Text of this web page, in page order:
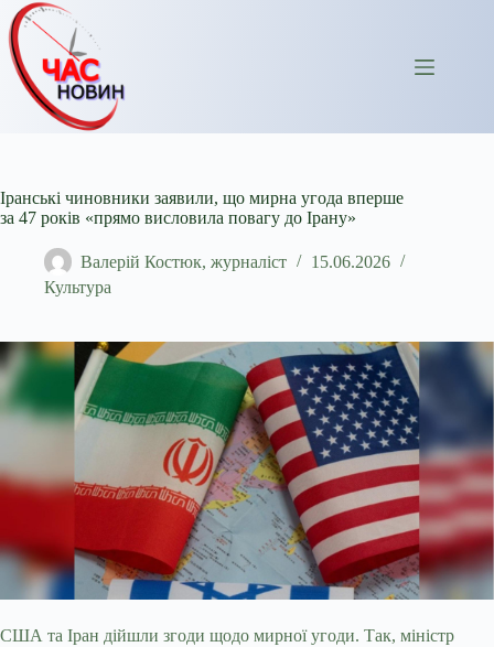
Перейти
до
вмісту
Іранські чиновники заявили, що мирна угода вперше
за 47 років «прямо висловила повагу до Ірану»
Валерій Костюк, журналіст
15.06.2026
Культура
США та Іран дійшли згоди щодо мирної угоди. Так, міністр